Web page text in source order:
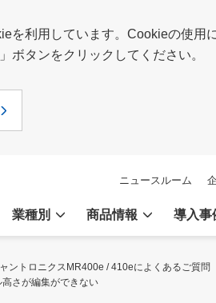
利用しています。Cookieの使用
ボタンをクリックしてください。
業種別 商品情報 導入事
ニュースルーム
ントロニクスMR400e / 410eによくあるご質問
さが編集ができない